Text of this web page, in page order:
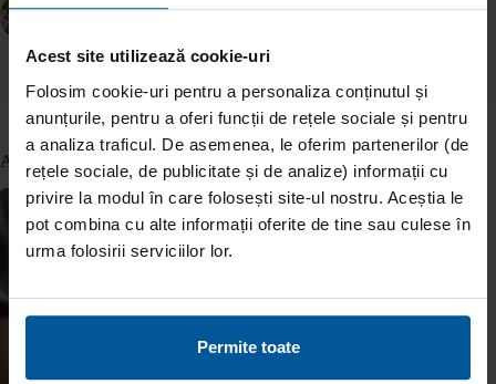
Acest site utilizează cookie-uri
Folosim cookie-uri pentru a personaliza conținutul și
anunțurile, pentru a oferi funcții de rețele sociale și pentru
a analiza traficul. De asemenea, le oferim partenerilor (de
rețele sociale, de publicitate și de analize) informații cu
privire la modul în care folosești site-ul nostru. Aceștia le
pot combina cu alte informații oferite de tine sau culese în
urma folosirii serviciilor lor.
Permite toate
Articole similare